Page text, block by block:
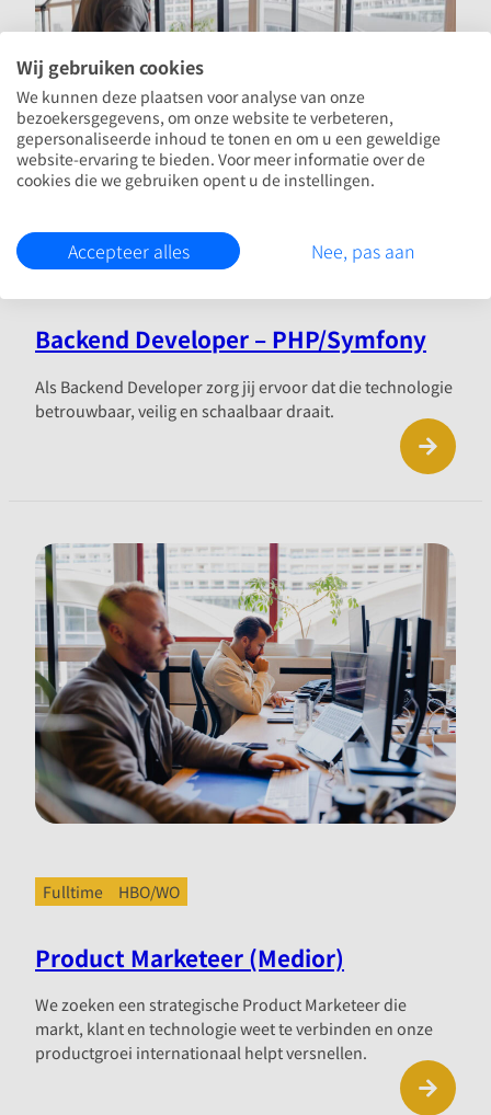
Fulltime Medior / Senior Office-based
Backend Developer – PHP/Symfony
Als Backend Developer zorg jij ervoor dat die technologie
betrouwbaar, veilig en schaalbaar draait.
Fulltime HBO/WO
Product Marketeer (Medior)
We zoeken een strategische Product Marketeer die
markt, klant en technologie weet te verbinden en onze
productgroei internationaal helpt versnellen.
Wij gebruiken cookies
We kunnen deze plaatsen voor analyse van onze
bezoekersgegevens, om onze website te verbeteren,
gepersonaliseerde inhoud te tonen en om u een geweldige
website-ervaring te bieden. Voor meer informatie over de
cookies die we gebruiken opent u de instellingen.
Accepteer alles Nee, pas aan